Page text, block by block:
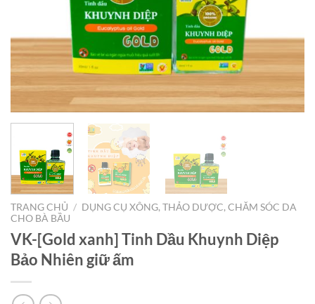
TRANG CHỦ / DỤNG CỤ XÔNG, THẢO DƯỢC, CHĂM SÓC DA
CHO BÀ BẦU
VK-[Gold xanh] Tinh Dầu Khuynh Diệp
Bảo Nhiên giữ ấm